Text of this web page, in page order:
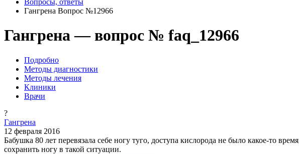
Вопросы, ответы
Гангрена Вопрос №12966
Гангрена — вопрос № faq_12966
Подробно
Методы диагностики
Методы лечения
Клиники
Врачи
?
Гангрена
12 февраля 2016
Бабушка 80 лет перевязала себе ногу туго, доступа кислорода не было какое-то
сохранить ногу в такой ситуации.